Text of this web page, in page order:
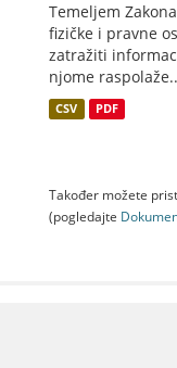
Temeljem
fizičke i pravne
zatražiti
njome
CSV PDF
Također možete
(pogledajte